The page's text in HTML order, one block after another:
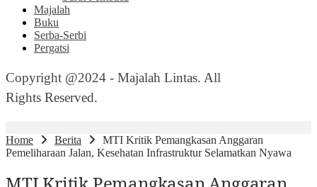
Majalah
Buku
Serba-Serbi
Pergatsi
Copyright @2024 - Majalah Lintas. All
Rights Reserved.
Home Berita
MTI Kritik Pemangkasan Anggaran
Pemeliharaan Jalan, Kesehatan Infrastruktur Selamatkan Nyawa